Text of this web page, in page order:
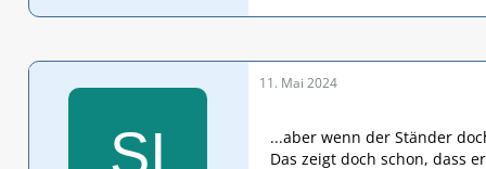
11. Mai 2024
...aber wenn der Ständer
Das zeigt doch schon, dass